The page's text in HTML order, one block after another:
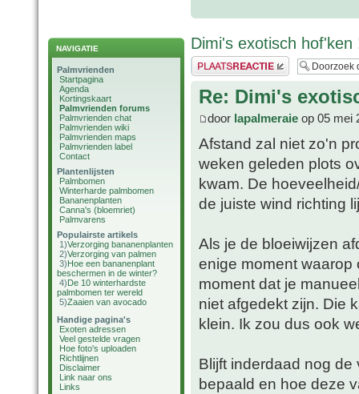
NAVIGATIE
Palmvrienden
Startpagina
Agenda
Kortingskaart
Palmvrienden forums
Palmvrienden chat
Palmvrienden wiki
Palmvrienden maps
Palmvrienden label
Contact
Plantenlijsten
Palmbomen
Winterharde palmbomen
Bananenplanten
Canna's (bloemriet)
Palmvarens
Populairste artikels
1)Verzorging bananenplanten
2)Verzorging van palmen
3)Hoe een bananenplant
beschermen in de winter?
4)De 10 winterhardste
palmbomen ter wereld
5)Zaaien van avocado
Handige pagina's
Exoten adressen
Veel gestelde vragen
Hoe foto's uploaden
Richtlijnen
Disclaimer
Link naar ons
Links
Dimi's exotisch hof'ken
Plaats een reactie
Re: Dimi's
door lapalmeraie op 05 mei
Afstand zal niet zo'n
weken geleden plots
kwam. De
de juiste wind richting
Als je de bloeiwijzen
enige moment
moment dat je
niet afgedekt zijn. Die
klein. Ik zou dus ook
Blijft inderdaad nog
bepaald en hoe deze